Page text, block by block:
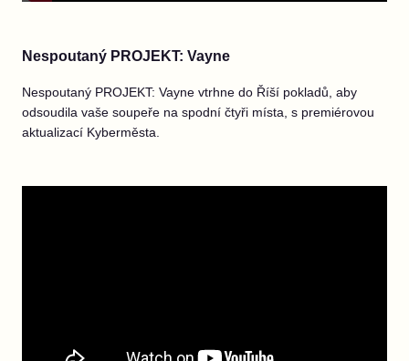
Nespoutaný PROJEKT: Vayne
Nespoutaný PROJEKT: Vayne vtrhne do Říší pokladů, aby
odsoudila vaše soupeře na spodní čtyři místa, s premiérovou
aktualizací Kyberměsta.